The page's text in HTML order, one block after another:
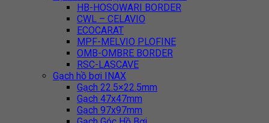
HB-HOSOWARI BORDER
CWL – CELAVIO
ECOCARAT
MPF-MELVIO PLOFINE
OMB-OMBRE BORDER
RSC-LASCAVE
Gạch hồ bơi INAX
Gạch 22.5×22.5mm
Gạch 47x47mm
Gạch 97x97mm